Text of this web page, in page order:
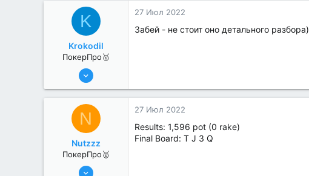
0
K
Krokodil
ПокерПро🥇
25 Июл 2022
2
27 Июл 2022
Забей - не стоит оно детального разбора)
N
Nutzzz
ПокерПро🥇
8 Июн 2022
27 Июл 2022
Results: 1,596 pot (0 rake)
Final Board: T J 3 Q